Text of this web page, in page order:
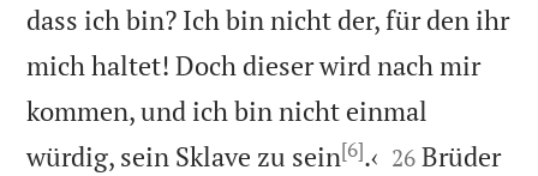
dass ich bin? Ich bin nicht der, für den ihr
mich haltet! Doch dieser wird nach mir
kommen, und ich bin nicht einmal
würdig, sein Sklave zu sein[6].‹ 

26 Brüder